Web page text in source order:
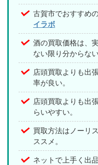
古賀市でおすすめ
イラボ
酒の買取価格は、
ない限り分からない
店頭買取よりも出
率が良い。
店頭買取よりも出
らいやすい。
買取方法はノーリ
ススメ。
ネットで上手く出